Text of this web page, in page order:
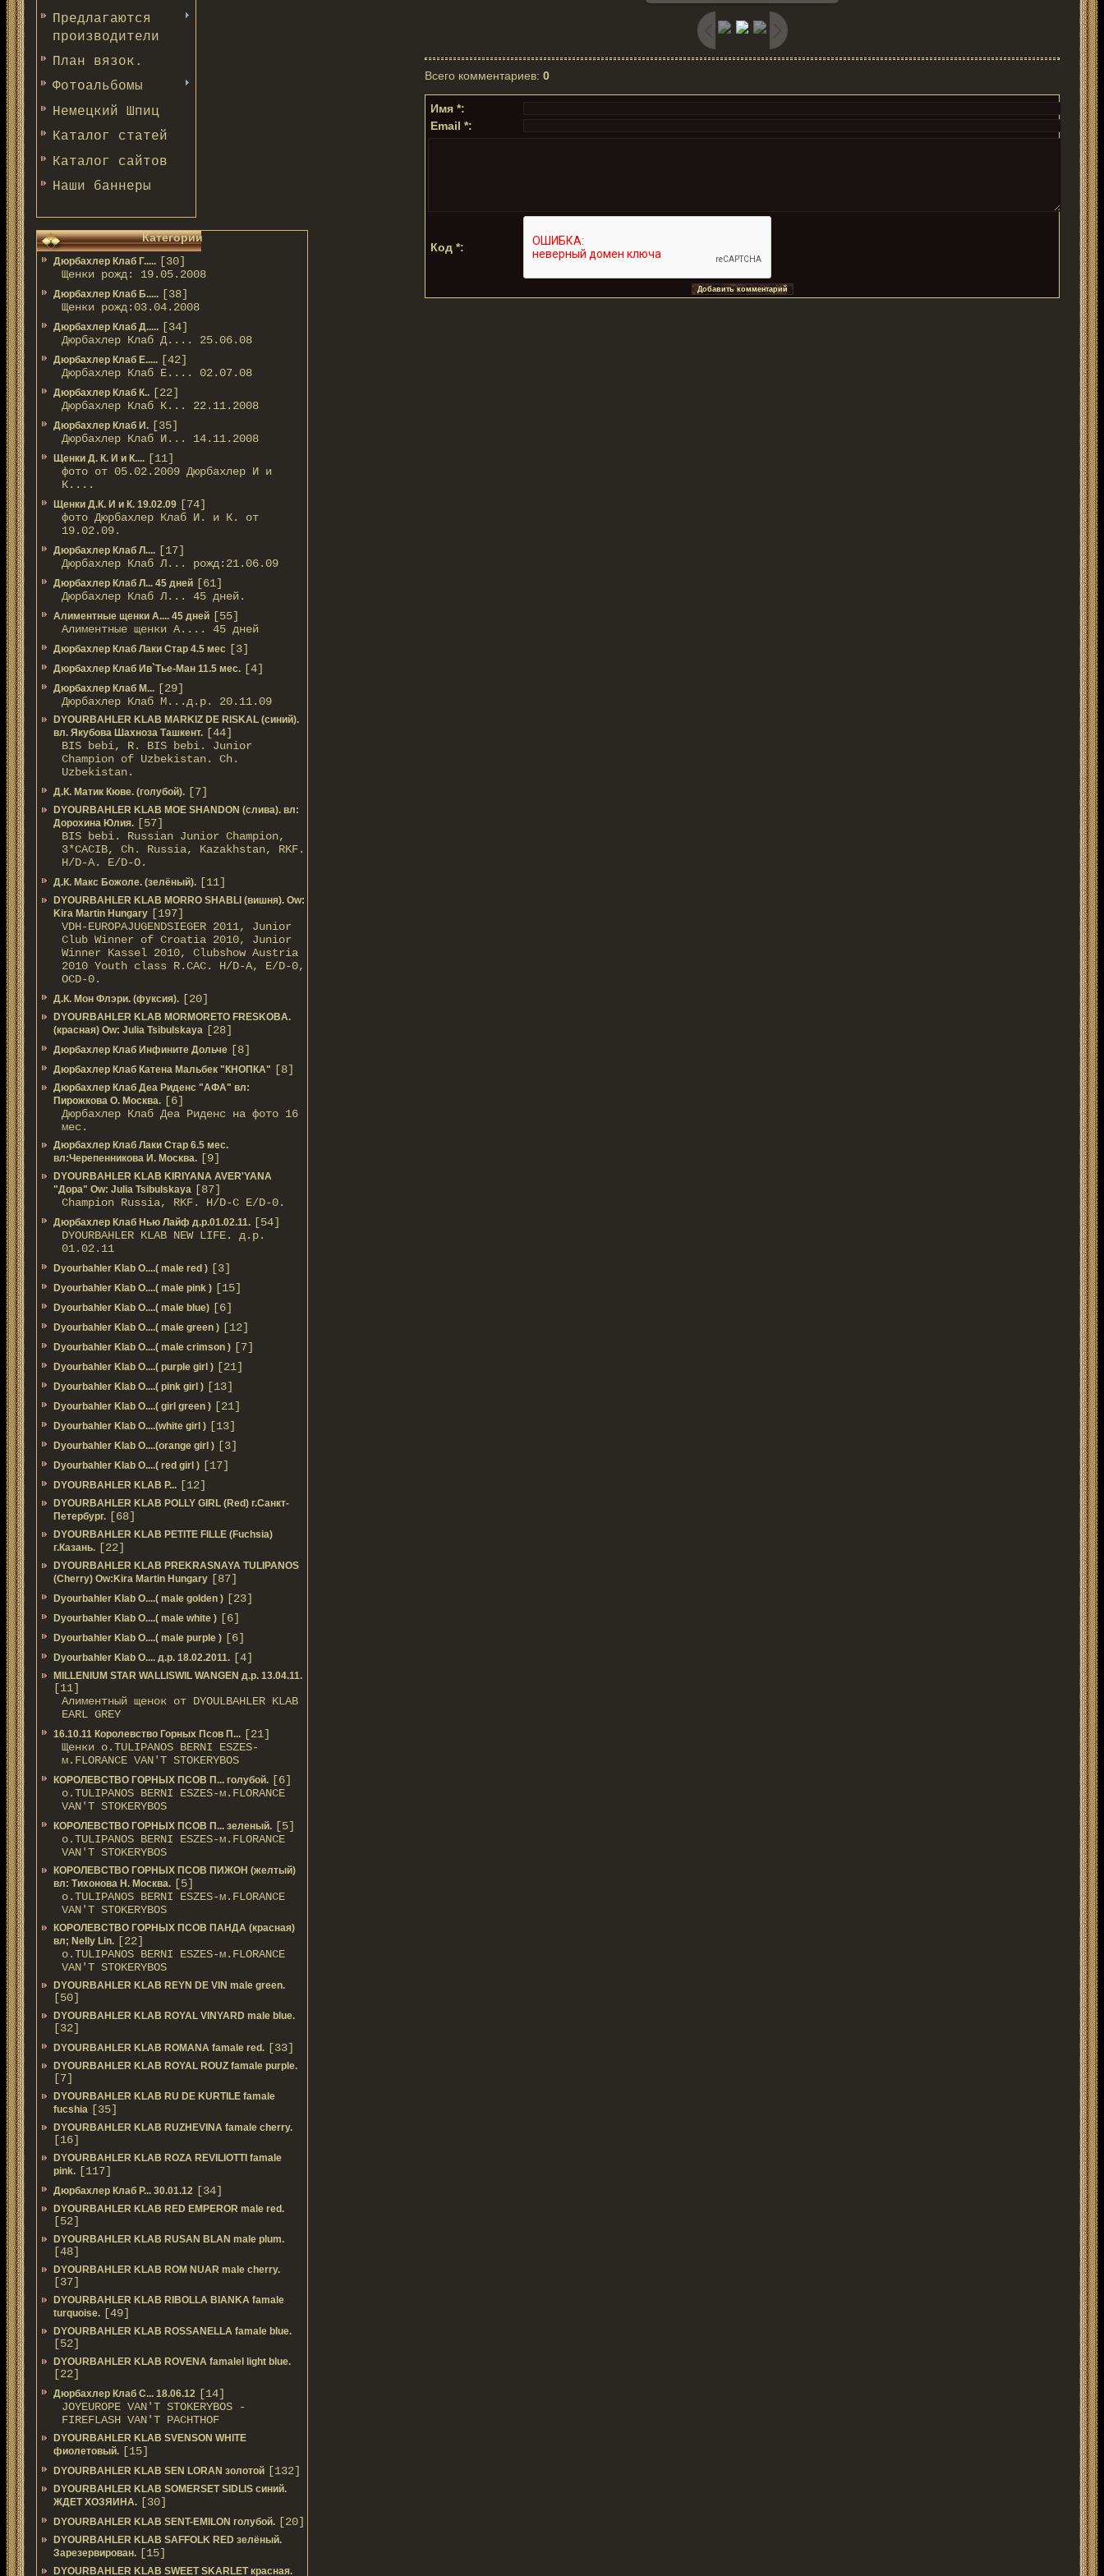
Предлагаются
производители
План вязок.
Фотоальбомы
Немецкий Шпиц
Каталог статей
Каталог сайтов
Наши баннеры
Категории
Дюрбахлер Клаб Г..... [30]
Щенки рожд: 19.05.2008
Дюрбахлер Клаб Б..... [38]
Щенки рожд:03.04.2008
Дюрбахлер Клаб Д..... [34]
Дюрбахлер Клаб Д.... 25.06.08
Дюрбахлер Клаб Е..... [42]
Дюрбахлер Клаб Е.... 02.07.08
Дюрбахлер Клаб К.. [22]
Дюрбахлер Клаб К... 22.11.2008
Дюрбахлер Клаб И. [35]
Дюрбахлер Клаб И... 14.11.2008
Щенки Д. К. И и К.... [11]
фото от 05.02.2009 Дюрбахлер И и
К....
Щенки Д.К. И и К. 19.02.09 [74]
фото Дюрбахлер Клаб И. и К. от
19.02.09.
Дюрбахлер Клаб Л.... [17]
Дюрбахлер Клаб Л... рожд:21.06.09
Дюрбахлер Клаб Л... 45 дней [61]
Дюрбахлер Клаб Л... 45 дней.
Алиментные щенки А.... 45 дней [55]
Алиментные щенки А.... 45 дней
Дюрбахлер Клаб Лаки Стар 4.5 мес [3]
Дюрбахлер Клаб Ив`Тье-Ман 11.5 мес. [4]
Дюрбахлер Клаб М... [29]
Дюрбахлер Клаб М...д.р. 20.11.09
DYOURBAHLER KLAB MARKIZ DE RISKAL (синий).
вл. Якубова Шахноза Ташкент. [44]
BIS bebi, R. BIS bebi. Junior
Champion of Uzbekistan. Ch.
Uzbekistan.
Д.К. Матик Кюве. (голубой). [7]
DYOURBAHLER KLAB MOE SHANDON (слива). вл:
Дорохина Юлия. [57]
BIS bebi. Russian Junior Champion,
3*САСIB, Ch. Russia, Kazakhstan, RKF.
Н/D-A. E/D-O.
Д.К. Макс Божоле. (зелёный). [11]
DYOURBAHLER KLAB MORRO SHABLI (вишня). Ow:
Kira Martin Hungary [197]
VDH-EUROPAJUGENDSIEGER 2011, Junior
Club Winner of Croatia 2010, Junior
Winner Kassel 2010, Clubshow Austria
2010 Youth class R.CAC. Н/D-A, E/D-0,
OCD-0.
Д.К. Мон Флэри. (фуксия). [20]
DYOURBAHLER KLAB MORMORETO FRESKOBA.
(красная) Ow: Julia Tsibulskaya [28]
Дюрбахлер Клаб Инфините Дольче [8]
Дюрбахлер Клаб Катена Мальбек "КНОПКА" [8]
Дюрбахлер Клаб Деа Риденс "АФА" вл:
Пирожкова О. Москва. [6]
Дюрбахлер Клаб Деа Риденс на фото 16
мес.
Дюрбахлер Клаб Лаки Стар 6.5 мес.
вл:Черепенникова И. Москва. [9]
DYOURBAHLER KLAB KIRIYANA AVER'YANA
"Дора" Ow: Julia Tsibulskaya [87]
Champion Russia, RKF. H/D-С E/D-0.
Дюрбахлер Клаб Нью Лайф д.р.01.02.11. [54]
DYOURBAHLER KLAB NEW LIFE. д.р.
01.02.11
Dyourbahler Klab O....( male red ) [3]
Dyourbahler Klab O....( male pink ) [15]
Dyourbahler Klab O....( male blue) [6]
Dyourbahler Klab O....( male green ) [12]
Dyourbahler Klab O....( male crimson ) [7]
Dyourbahler Klab O....( purple girl ) [21]
Dyourbahler Klab O....( pink girl ) [13]
Dyourbahler Klab O....( girl green ) [21]
Dyourbahler Klab O....(white girl ) [13]
Dyourbahler Klab O....(orange girl ) [3]
Dyourbahler Klab O....( red girl ) [17]
DYOURBAHLER KLAB P... [12]
DYOURBAHLER KLAB POLLY GIRL (Red) г.Санкт-
Петербург. [68]
DYOURBAHLER KLAB PETITE FILLE (Fuchsia)
г.Казань. [22]
DYOURBAHLER KLAB PREKRASNAYA TULIPANOS
(Cherry) Ow:Kira Martin Hungary [87]
Dyourbahler Klab O....( male golden ) [23]
Dyourbahler Klab O....( male white ) [6]
Dyourbahler Klab O....( male purple ) [6]
Dyourbahler Klab O.... д.р. 18.02.2011. [4]
MILLENIUM STAR WALLISWIL WANGEN д.р. 13.04.11.
[11]
Алиментный щенок от DYOULBAHLER KLAB
EARL GREY
16.10.11 Королевство Горных Псов П... [21]
Щенки о.TULIPANOS BERNI ESZES-
м.FLORANCE VAN'T STOKERYBOS
КОРОЛЕВСТВО ГОРНЫХ ПСОВ П... голубой. [6]
о.TULIPANOS BERNI ESZES-м.FLORANCE
VAN'T STOKERYBOS
КОРОЛЕВСТВО ГОРНЫХ ПСОВ П... зеленый. [5]
о.TULIPANOS BERNI ESZES-м.FLORANCE
VAN'T STOKERYBOS
КОРОЛЕВСТВО ГОРНЫХ ПСОВ ПИЖОН (желтый)
вл: Тихонова Н. Москва. [5]
о.TULIPANOS BERNI ESZES-м.FLORANCE
VAN'T STOKERYBOS
КОРОЛЕВСТВО ГОРНЫХ ПСОВ ПАНДА (красная)
вл; Nelly Lin. [22]
о.TULIPANOS BERNI ESZES-м.FLORANCE
VAN'T STOKERYBOS
DYOURBAHLER KLAB REYN DE VIN male green.
[50]
DYOURBAHLER KLAB ROYAL VINYARD male blue.
[32]
DYOURBAHLER KLAB ROMANA famale red. [33]
DYOURBAHLER KLAB ROYAL ROUZ famale purple.
[7]
DYOURBAHLER KLAB RU DE KURTILE famale
fucshia [35]
DYOURBAHLER KLAB RUZHEVINA famale cherry.
[16]
DYOURBAHLER KLAB ROZA REVILIOTTI famale
pink. [117]
Дюрбахлер Клаб Р... 30.01.12 [34]
DYOURBAHLER KLAB RED EMPEROR male red.
[52]
DYOURBAHLER KLAB RUSAN BLAN male plum.
[48]
DYOURBAHLER KLAB ROM NUAR male cherry.
[37]
DYOURBAHLER KLAB RIBOLLA BIANKA famale
turquoise. [49]
DYOURBAHLER KLAB ROSSANELLA famale blue.
[52]
DYOURBAHLER KLAB ROVENA famalel light blue.
[22]
Дюрбахлер Клаб C... 18.06.12 [14]
JOYEUROPE VAN'T STOKERYBOS -
FIREFLASH VAN'T PACHTHOF
DYOURBAHLER KLAB SVENSON WHITE
фиолетовый. [15]
DYOURBAHLER KLAB SEN LORAN золотой [132]
DYOURBAHLER KLAB SOMERSET SIDLIS синий.
ЖДЕТ ХОЗЯИНА. [30]
DYOURBAHLER KLAB SENT-EMILON голубой. [20]
DYOURBAHLER KLAB SAFFOLK RED зелёный.
Зарезервирован. [15]
DYOURBAHLER KLAB SWEET SKARLET красная.
Всего комментариев: 0
Имя *:
Email *:
Код *: